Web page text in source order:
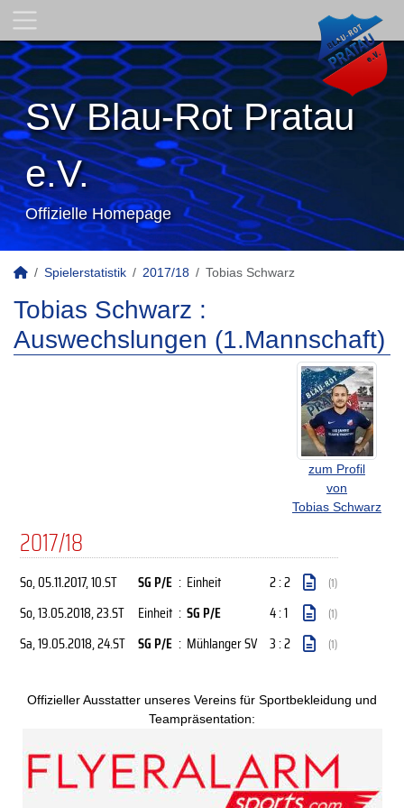
SV Blau-Rot Pratau
e.V.
Offizielle Homepage
Spielerstatistik 2017/18 Tobias Schwarz
Tobias Schwarz :
Auswechslungen (1.Mannschaft)
zum Profil
von
Tobias Schwarz
2017/18
So, 05.11.2017, 10.ST SG P/E : Einheit 2 : 2 (1)
So, 13.05.2018, 23.ST Einheit : SG P/E 4 : 1 (1)
Sa, 19.05.2018, 24.ST SG P/E : Mühlanger SV 3 : 2 (1)
Offizieller Ausstatter unseres Vereins für Sportbekleidung und
Teampräsentation: